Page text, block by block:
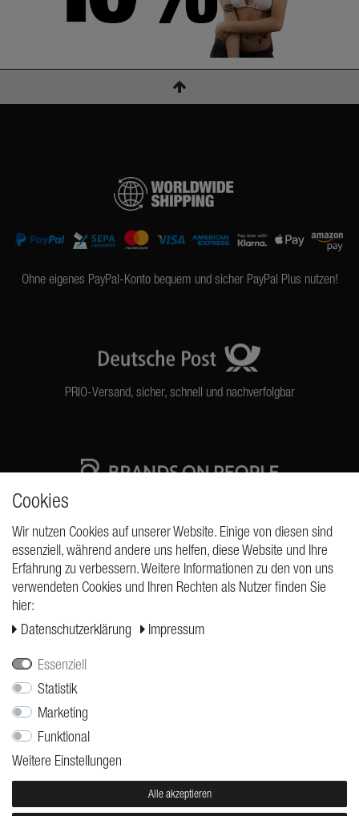
Ohne eigenes PayPal-Konto bequem und sicher PayPal Plus nutzen!
PRIO-Versand, sicher, schnell und nachverfolgbar
ANFRAGEN
Widerrufs­formular
Jobs
Cookies
Wir nutzen Cookies auf unserer Website. Einige von diesen sind
essenziell, während andere uns helfen, diese Website und Ihre
Erfahrung zu verbessern. Weitere Informationen zu den von uns
verwendeten Cookies und Ihren Rechten als Nutzer finden Sie
hier:
Daten­schutz­erklärung
Impressum
Essenziell
Statistik
Marketing
Funktional
Weitere Einstellungen
Alle akzeptieren